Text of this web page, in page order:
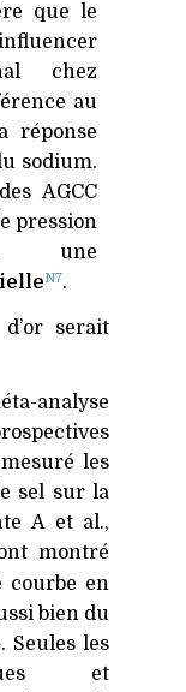
que le
chez
au
réponse
sodium.
AGCC
pression
une
N7.
serait
analyse
les
sel sur la
A et al.,
montré
courbe en
bien du
Seules les
et